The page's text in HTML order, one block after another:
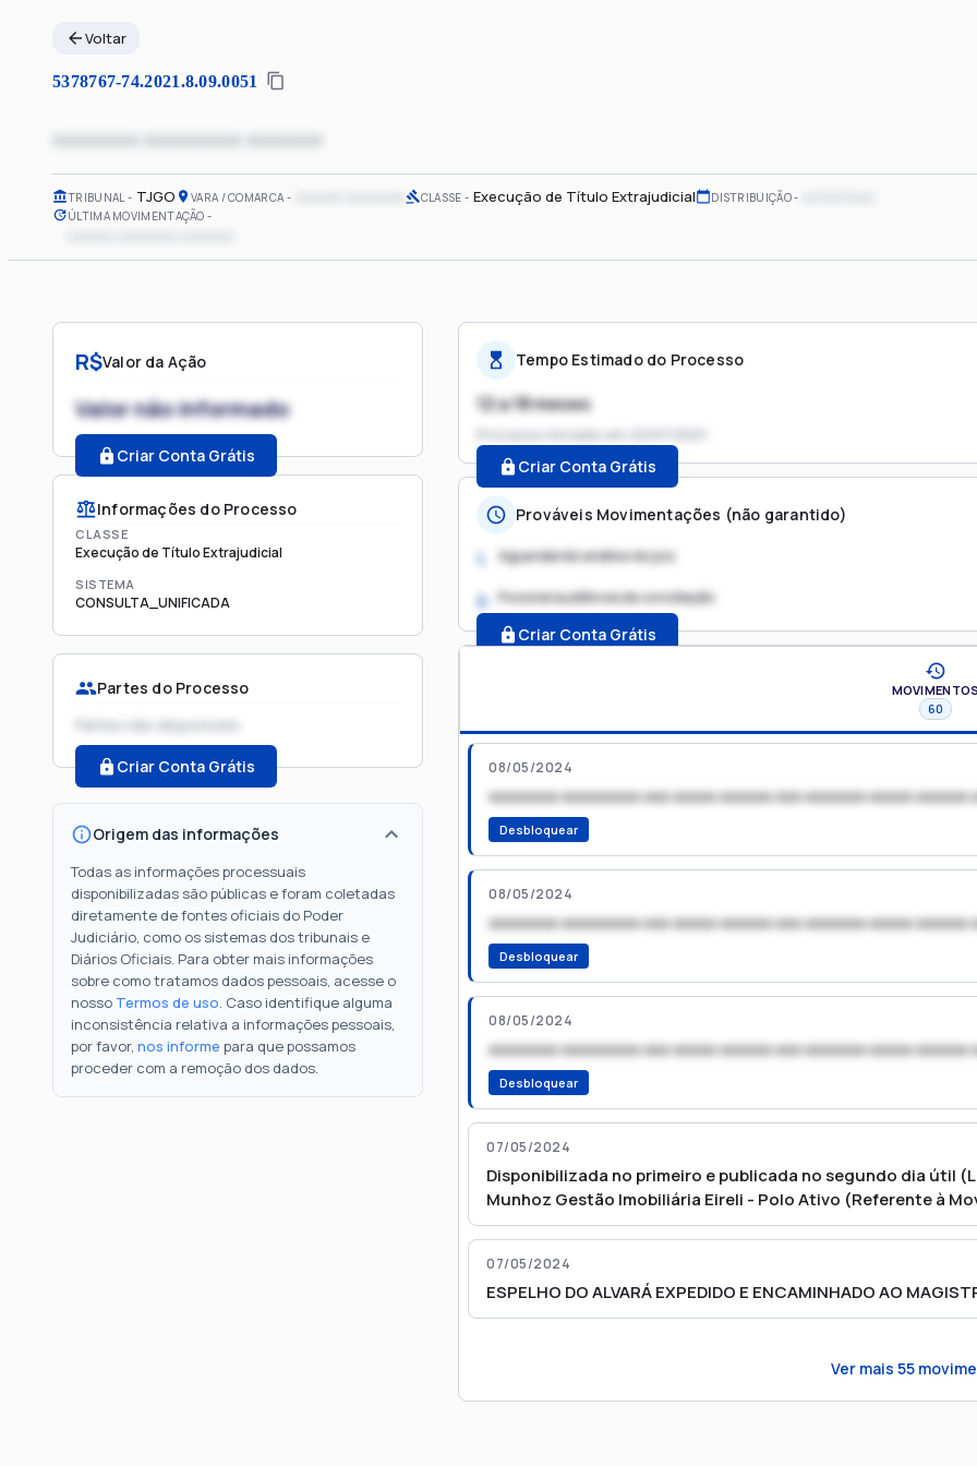
Voltar
5378767-74.2021.8.09.0051
xxxxxxxx xxxxxxxxx xxxxxxx
TRIBUNAL TJGO VARA / COMARCA CLASSE Execução de Título Extrajudicial DISTRIBUIÇÃO
ÚLTIMA MOVIMENTAÇÃO
R$Valor da Ação
Valor não informado
Criar Conta Grátis
Informações do Processo
CLASSE
Execução de Título Extrajudicial
SISTEMA
CONSULTA_UNIFICADA
Partes do Processo
Partes não disponíveis
Criar Conta Grátis
Origem das informações
Todas as informações processuais
disponibilizadas são públicas e foram coletadas
diretamente de fontes oficiais do Poder
Judiciário, como os sistemas dos tribunais e
Diários Oficiais. Para obter mais informações
sobre como tratamos dados pessoais, acesse o
nosso Termos de uso. Caso identifique alguma
inconsistência relativa a informações pessoais,
por favor, nos informe para que possamos
proceder com a remoção dos dados.
Tempo Estimado do Processo
12 a 18 meses
Processo iniciado em
Criar Conta Grátis
Prováveis Movimentações (não garantido)
1. Aguardando análise do juiz
2. Possível audiência de conciliação
Criar Conta Grátis
MOVIMENTOS
60
08/05/2024
xxxxxxxx xxxxxxxxx xxx xxxxx xxxxxx xxx xxxxxxx xxxxx xxxxxx
Desbloquear
08/05/2024
xxxxxxxx xxxxxxxxx xxx xxxxx xxxxxx xxx xxxxxxx xxxxx xxxxxx
Desbloquear
08/05/2024
xxxxxxxx xxxxxxxxx xxx xxxxx xxxxxx xxx xxxxxxx xxxxx xxxxxx
Desbloquear
07/05/2024
Disponibilizada no primeiro e publicada no segundo dia útil
Munhoz Gestão Imobiliária Eireli - Polo Ativo (Referente à
07/05/2024
ESPELHO DO ALVARÁ EXPEDIDO E ENCAMINHADO AO
Ver mais 55